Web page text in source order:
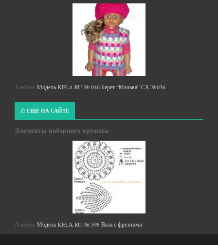
Альбом: Модель KELA.RU № 046 Берет “Мальва” СХ №036
ЕЩЁ НА САЙТЕ
Элементы наборного кружева
Альбом: Модель KELA.RU № 598 Ваза с фруктами